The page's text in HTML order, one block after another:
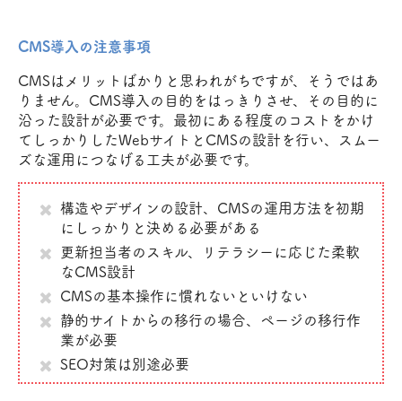
CMS導入の注意事項
CMSはメリットばかりと思われがちですが、そうではあ
りません。CMS導入の目的をはっきりさせ、その目的に
沿った設計が必要です。最初にある程度のコストをかけ
てしっかりしたWebサイトとCMSの設計を行い、スムー
ズな運用につなげる工夫が必要です。
構造やデザインの設計、CMSの運用方法を初期
にしっかりと決める必要がある
更新担当者のスキル、リテラシーに応じた柔軟
なCMS設計
CMSの基本操作に慣れないといけない
静的サイトからの移行の場合、ページの移行作
業が必要
SEO対策は別途必要